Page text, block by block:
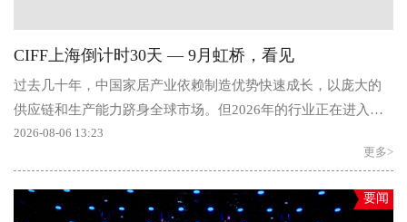
CIFF上海倒计时30天 — 9月虹桥，看见
过去几十年，中国家居产业依赖制造优势快速成长，以庞大的
供应链和生产能力跻身全球市场。但2026年的行业正在进入一
个新的周期：消费需求分化、渠...
2026-08-06 13:23
更多>
要闻